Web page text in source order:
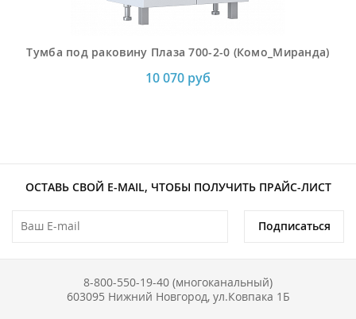
Тумба под раковину Плаза 700-2-0 (Комо_Миранда)
10 070 руб
ОСТАВЬ СВОЙ E-MAIL, ЧТОБЫ ПОЛУЧИТЬ ПРАЙС-ЛИСТ
Подписаться
8-800-550-19-40 (многоканальный)
603095 Нижний Новгород, ул.Ковпака 1Б